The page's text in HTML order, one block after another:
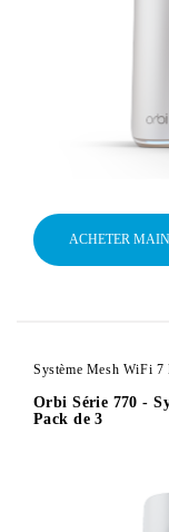
ACHETER
Système Mesh WiFi
Orbi Série 770 -
Pack de 3